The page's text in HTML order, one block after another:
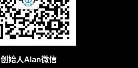
创始人Alan微信